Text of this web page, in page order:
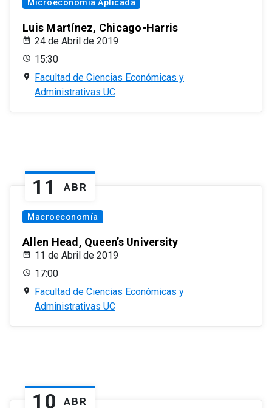
Microeconomía Aplicada
Luis Martínez, Chicago-Harris
24 de Abril de 2019
15:30
Facultad de Ciencias Económicas y
Administrativas UC
11 ABR
Macroeconomía
Allen Head, Queen’s University
11 de Abril de 2019
17:00
Facultad de Ciencias Económicas y
Administrativas UC
10 ABR